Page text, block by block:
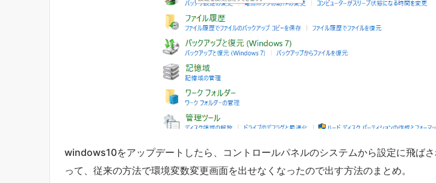
windows10をアップデートしたら、コントロールパネルのシステムから設定に飛ば
って、従来の方法で環境変数変更画面を出せなくなったので出す方法のまとめ。